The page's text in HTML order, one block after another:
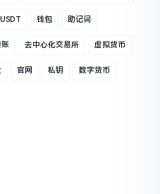
USDT 钱包 助记词
账 去中心化交易所 虚拟货币
官网 私钥 数字货币